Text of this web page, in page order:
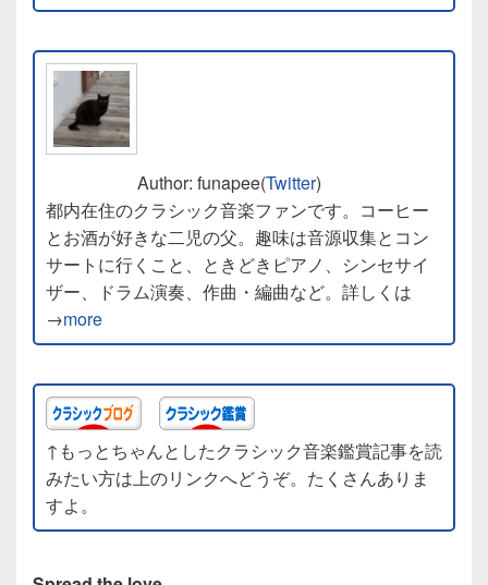
Author: funapee(Twitter)
都内在住のクラシック音楽ファンです。コーヒー
とお酒が好きな二児の父。趣味は音源収集とコン
サートに行くこと、ときどきピアノ、シンセサイ
ザー、ドラム演奏、作曲・編曲など。詳しくは
→more
↑もっとちゃんとしたクラシック音楽鑑賞記事を読
みたい方は上のリンクへどうぞ。たくさんありま
すよ。